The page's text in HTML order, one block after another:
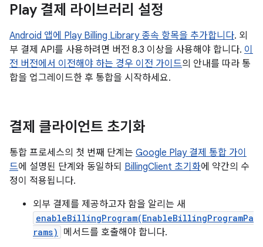
Play 결제 라이브러리 설정
Android 앱에 Play Billing Library 종속 항목을 추가합니다. 외
부 결제 API를 사용하려면 버전 8.3 이상을 사용해야 합니다. 이
전 버전에서 이전해야 하는 경우 이전 가이드의 안내를 따라 통
합을 업그레이드한 후 통합을 시작하세요.
결제 클라이언트 초기화
통합 프로세스의 첫 번째 단계는 Google Play 결제 통합 가이
드에 설명된 단계와 동일하되 BillingClient 초기화에 약간의 수
정이 적용됩니다.
외부 결제를 제공하고자 함을 알리는 새
enableBillingProgram(EnableBillingProgramPa
rams)
메서드를 호출해야 합니다.